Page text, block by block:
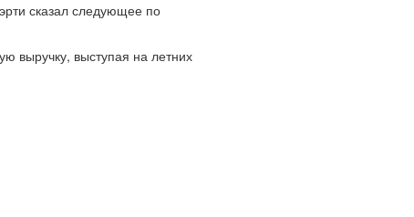
сказал следующее по
выручку, выступая на летних